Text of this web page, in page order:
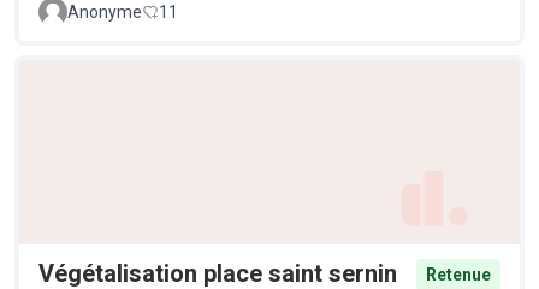
Anonyme
11
Végétalisation place saint sernin
Retenue